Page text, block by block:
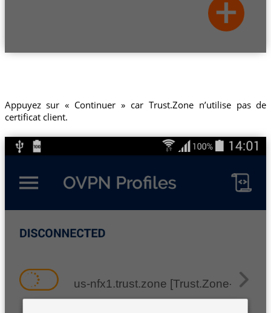
Appuyez sur « Continuer » car Trust.Zone n’utilise pas de
certificat client.
us-nfx1.trust.zone [Trust.Zone-